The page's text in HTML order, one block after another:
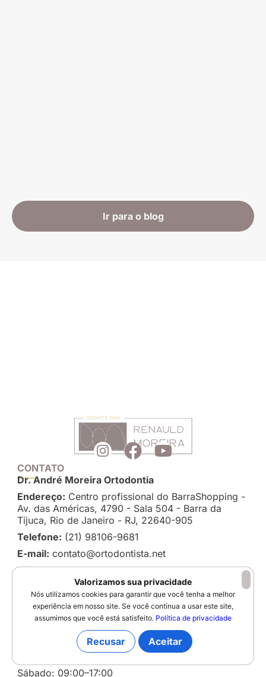
Ir para o blog
CONTATO
Dr. André Moreira Ortodontia
Endereço: Centro profissional do BarraShopping -
Av. das Américas, 4790 - Sala 504 - Barra da
Tijuca, Rio de Janeiro - RJ, 22640-905
Telefone: (21) 98106-9681
E-mail: contato@ortodontista.net
Site:ortodontista.net
Horário de Atendimento
Segunda-feira: 09:00–19:00
Terça-feira: 09:00–19:00
Quarta-feira: 09:00–19:00
Quinta-feira: 09:00–22:00
Sábado: 09:00–17:00
Valorizamos sua privacidade
Nós utilizamos cookies para garantir que você tenha a melhor
experiência em nosso site. Se você continua a usar este site,
assumimos que você está satisfeito. Política de privacidade
Aceitar
Recusar